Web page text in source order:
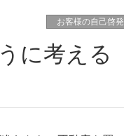
お客様の自己啓発
に考える